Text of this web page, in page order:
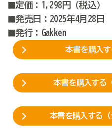
定価：1,298円（税込）
■発売日：2025年4月28日
■発行：Gakken
本書を購入す
本書を購入する
本書を購入する（